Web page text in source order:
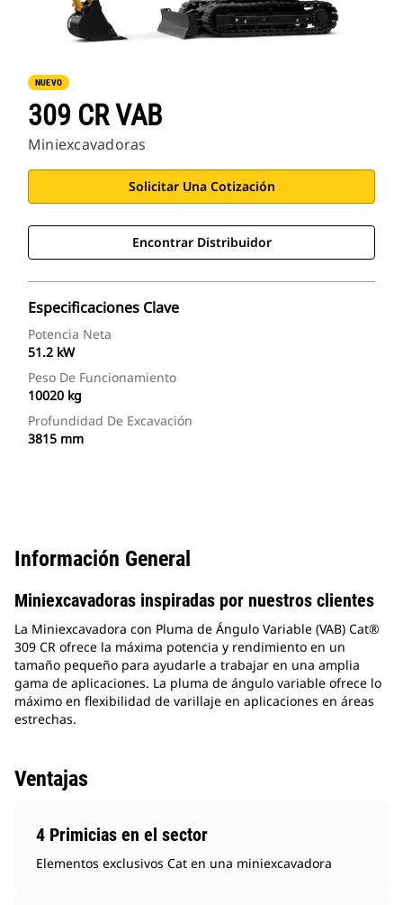
NUEVO
309 CR VAB
Miniexcavadoras
Solicitar Una Cotización
Encontrar Distribuidor
Especificaciones Clave
Potencia Neta
51.2 kW
Peso De Funcionamiento
10020 kg
Profundidad De Excavación
3815 mm
Información General
Miniexcavadoras inspiradas por nuestros clientes
La Miniexcavadora con Pluma de Ángulo Variable (VAB) Cat®
309 CR ofrece la máxima potencia y rendimiento en un
tamaño pequeño para ayudarle a trabajar en una amplia
gama de aplicaciones. La pluma de ángulo variable ofrece lo
máximo en flexibilidad de varillaje en aplicaciones en áreas
estrechas.
Ventajas
4 Primicias en el sector
Elementos exclusivos Cat en una miniexcavadora